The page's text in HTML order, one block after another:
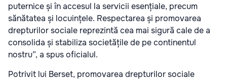
puternice și în accesul la servicii esențiale, precum
sănătatea și locuințele. Respectarea și promovarea
drepturilor sociale reprezintă cea mai sigură cale de a
consolida și stabiliza societățile de pe continentul
nostru”, a spus oficialul.
Potrivit lui Berset, promovarea drepturilor sociale